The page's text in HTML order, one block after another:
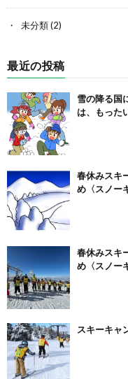
未分類(2)
最近の投稿
雪の降る国
は、もった
春休みスキ
め〈スノー
春休みスキ
め〈スノー
スキーキャ